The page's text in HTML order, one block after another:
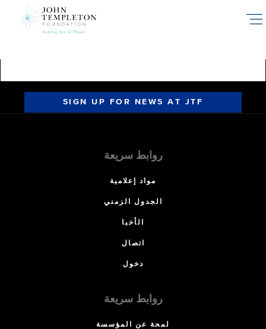
SIGN UP FOR NEWS AT JTF
روابط سريعة
مواد إعلامية
الجدول الزمني
الأخبا
اتصال
دخول
روابط سريعة
لمحة عن المؤسسة